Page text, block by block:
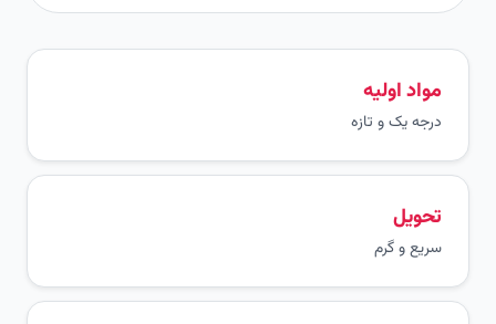
مواد اولیه
درجه یک و تازه
سریع و گرم